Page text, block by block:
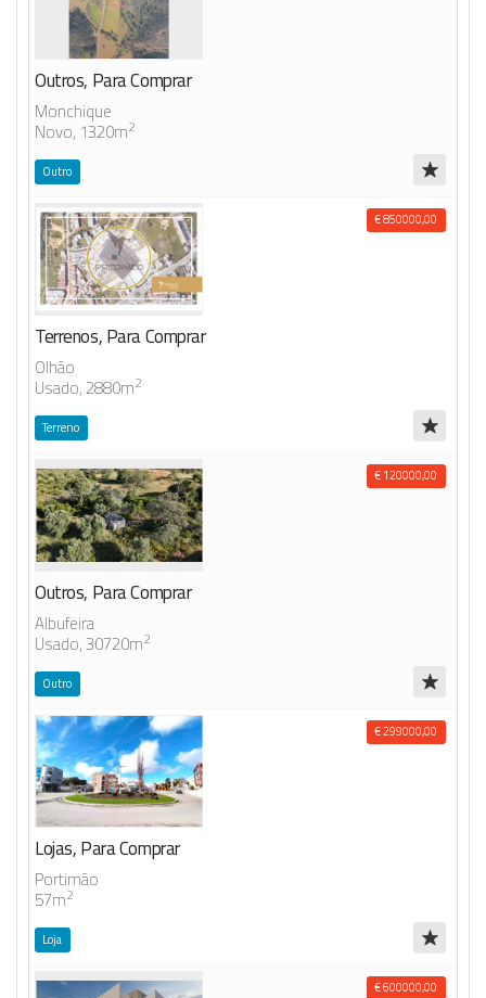
Outros, Para Comprar
Monchique
Novo, 1320m2
Outro
Terrenos, Para Comprar
Olhão
Usado, 2880m2
Terreno
€ 850000,00
Outros, Para Comprar
Albufeira
Usado, 30720m2
Outro
€ 120000,00
Lojas, Para Comprar
Portimão
57m2
Loja
€ 299000,00
€ 600000,00